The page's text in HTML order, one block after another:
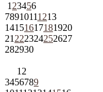
1 23456
78910111213
14151617181920
21 222324252627
282930
1 2
3456789